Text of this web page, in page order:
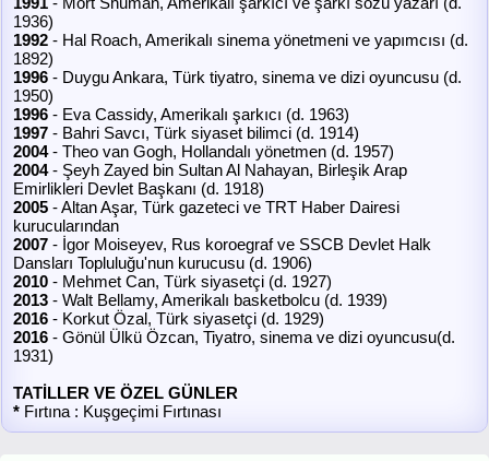
1936)
1992 - Hal Roach, Amerikalı sinema yönetmeni ve yapımcısı (d.
1892)
1996 - Duygu Ankara, Türk tiyatro, sinema ve dizi oyuncusu (d.
1950)
1996 - Eva Cassidy, Amerikalı şarkıcı (d. 1963)
1997 - Bahri Savcı, Türk siyaset bilimci (d. 1914)
2004- Theo van Gogh, Hollandalı yönetmen (d. 1957)
2004- Şeyh Zayed bin Sultan Al Nahayan, Birleşik Arap
Emirlikleri Devlet Başkanı (d. 1918)
2005 - Altan Aşar, Türk gazeteci ve TRT Haber Dairesi
kurucularından
2007 - İgor Moiseyev, Rus koroegraf ve SSCB Devlet Halk
Dansları Topluluğu'nun kurucusu (d. 1906)
2010 - Mehmet Can, Türk siyasetçi (d. 1927)
2013 - Walt Bellamy, Amerikalı basketbolcu (d. 1939)
2016 - Korkut Özal, Türk siyasetçi (d. 1929)
2016 - Gönül Ülkü Özcan, Tiyatro, sinema ve dizi oyuncusu(d.
1931)
TATİLLER VE ÖZEL GÜNLER
* Fırtına : Kuşgeçimi Fırtınası